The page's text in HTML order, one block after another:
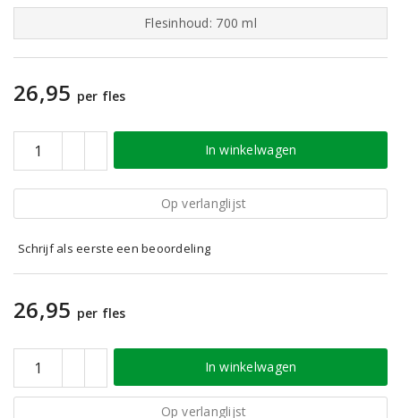
Flesinhoud: 700 ml
26,95 per fles
In winkelwagen
Op verlanglijst
Schrijf als eerste een beoordeling
26,95 per fles
In winkelwagen
Op verlanglijst